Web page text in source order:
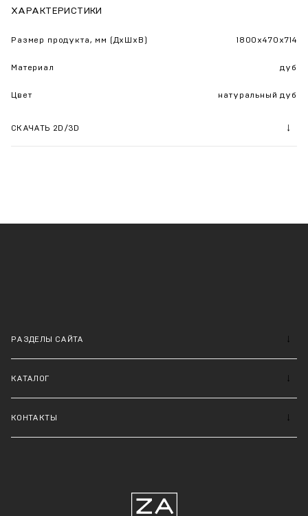
ХАРАКТЕРИСТИКИ
Размер продукта, мм (ДхШхВ) 1800x470x714
Материал дуб
Цвет натуральный дуб
СКАЧАТЬ 2D/3D
КАТАЛОГ
РАЗДЕЛЫ САЙТА
КОНТАКТЫ